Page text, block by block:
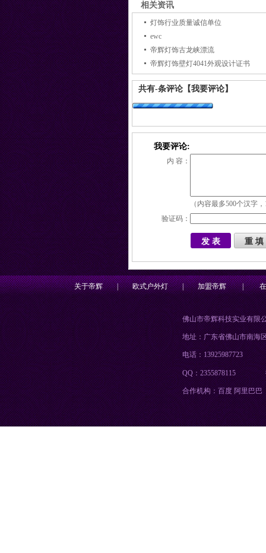
相关资讯
灯饰行业质量诚信单位
ewc
帝辉灯饰古龙峡漂流
帝辉灯饰壁灯4041外观设计证书
共有-条评论 【我要评论】
我要评论:
内 容：
（内容最多500个汉字
验证码：
关于帝辉 | 欧式户外灯 | 加盟帝辉 |
佛山市帝辉科技实业有限
地址：广东省佛山市南海
电话：13925987723
QQ：2355878115
合作机构：百度 阿里巴巴